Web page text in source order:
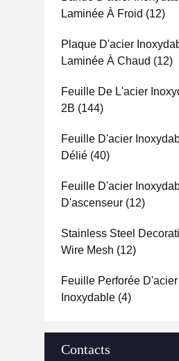
Laminée À Froid (12)
Plaque D'acier
Laminée À Chaud (12)
Feuille De L'acier
2B (144)
Feuille D'acier
Délié (40)
Feuille D'acier
D'ascenseur (12)
Stainless Steel
Wire Mesh (12)
Feuille Perforée D'acier
Inoxydable (4)
Contacts